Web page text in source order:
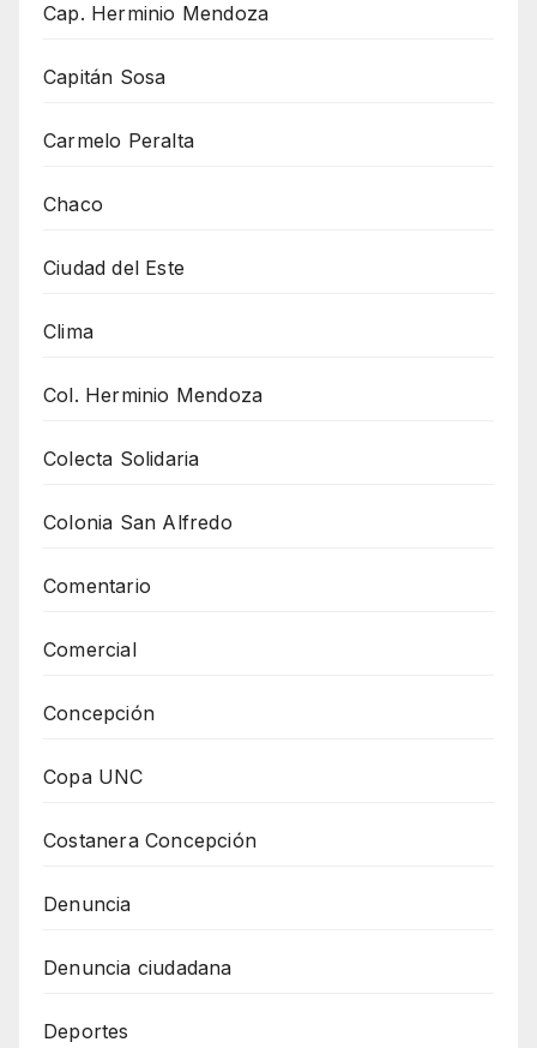
Cap. Herminio Mendoza
Capitán Sosa
Carmelo Peralta
Chaco
Ciudad del Este
Clima
Col. Herminio Mendoza
Colecta Solidaria
Colonia San Alfredo
Comentario
Comercial
Concepción
Copa UNC
Costanera Concepción
Denuncia
Denuncia ciudadana
Deportes